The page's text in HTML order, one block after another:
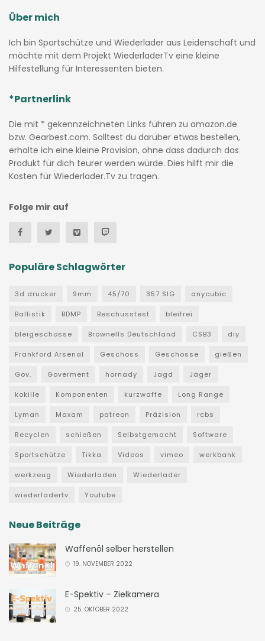
Über mich
Ich bin Sportschütze und Wiederlader aus Leidenschaft und
möchte mit dem Projekt WiederladerTv eine kleine
Hilfestellung für Interessenten bieten.
*Partnerlink
Die mit * gekennzeichneten Links führen zu amazon.de
bzw. Gearbest.com. Solltest du darüber etwas bestellen,
erhalte ich eine kleine Provision, ohne dass dadurch das
Produkt für dich teurer werden würde. Dies hilft mir die
Kosten für Wiederlader.Tv zu tragen.
Folge mir auf
Populäre Schlagwörter
3d drucker 9mm 45/70 357 SIG anycubic
Ballistik BDMP Beschusstest bleifrei
bleigeschosse Brownells Deutschland CSB3 diy
Frankford Arsenal Geschoss Geschosse gießen
Gov. Goverment hornady Jagd Jäger
kokille Komponenten kurzwaffe Long Range
Lyman Maxam patreon Präzision rcbs
Recyclen schießen Selbstgemacht Software
Sportschütze Tikka Videos vimeo werkbank
werkzeug Wiederladen Wiederlader
wiederladertv Youtube
Neue Beiträge
Waffenöl selber herstellen
19. NOVEMBER 2022
E-Spektiv – Zielkamera
25. OKTOBER 2022